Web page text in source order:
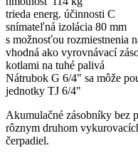
trieda energ. účinnosti C
snímateľná izolácia 80 mm
s možnosťou rozmiestnenia
vhodná ako vyrovnávací
kotlami na tuhé palivá
Nátrubok G 6/4" sa môže
jednotky TJ 6/4"
Akumulačné zásobníky bez
rôznym druhom
čerpadiel.